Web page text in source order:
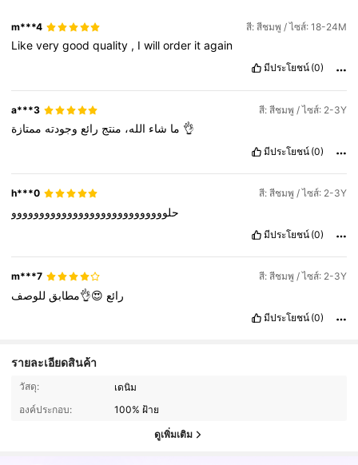
m***4 สี: สีชมพู / ไซส์: 18-24M
Likeverygoodquality , Iwillorder itagain
มีประโยชน์ (0)
a***3 สี: สีชมพู / ไซส์: 2-3Y
ما شاء الله، منتج رائع وجودته 👌
มีประโยชน์ (0)
h***0 สี: สีชมพู / ไซส์: 2-3Y
حلوووووووووووووووووووووووووووو
มีประโยชน์ (0)
m***7 สี: สีชมพู / ไซส์: 2-3Y
رائع 😍👌مطابق للوصف
มีประโยชน์ (0)
รายละเอียดสินค้า
วัสดุ:
เดนิม
องค์ประกอบ:
100% ฝ้าย
ดูเพิ่มเติม
350K ผู้ติดตาม
350K ผู้ติดตาม